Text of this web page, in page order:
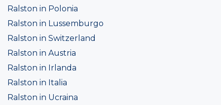
Ralston in Polonia
Ralston in Lussemburgo
Ralston in Switzerland
Ralston in Austria
Ralston in Irlanda
Ralston in Italia
Ralston in Ucraina